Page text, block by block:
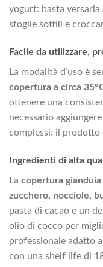
yogurt: basta
sfoglie sottili e
Facile da utilizzare,
La modalità d’uso è
copertura a circa
ottenere una
necessario
complessi: il prodotto
Ingredienti di alta
La copertura gianduia
zucchero, nocciole,
pasta di cacao e un
olio di cocco per
professionale adatto
con una shelf life di